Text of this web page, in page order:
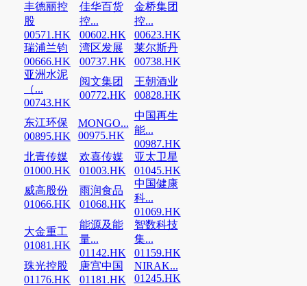
丰德丽控
股
00571.HK
佳华百货
控...
00602.HK
金桥集团
控...
00623.HK
瑞浦兰钧
00666.HK
湾区发展
00737.HK
莱尔斯丹
00738.HK
亚洲水泥
（...
00743.HK
阅文集团
00772.HK
王朝酒业
00828.HK
东江环保
00895.HK
MONGO...
00975.HK
中国再生
能...
00987.HK
北青传媒
01000.HK
欢喜传媒
01003.HK
亚太卫星
01045.HK
威高股份
01066.HK
雨润食品
01068.HK
中国健康
科...
01069.HK
大金重工
01081.HK
能源及能
量...
01142.HK
智数科技
集...
01159.HK
珠光控股
01176.HK
唐宫中国
01181.HK
NIRAK...
01245.HK